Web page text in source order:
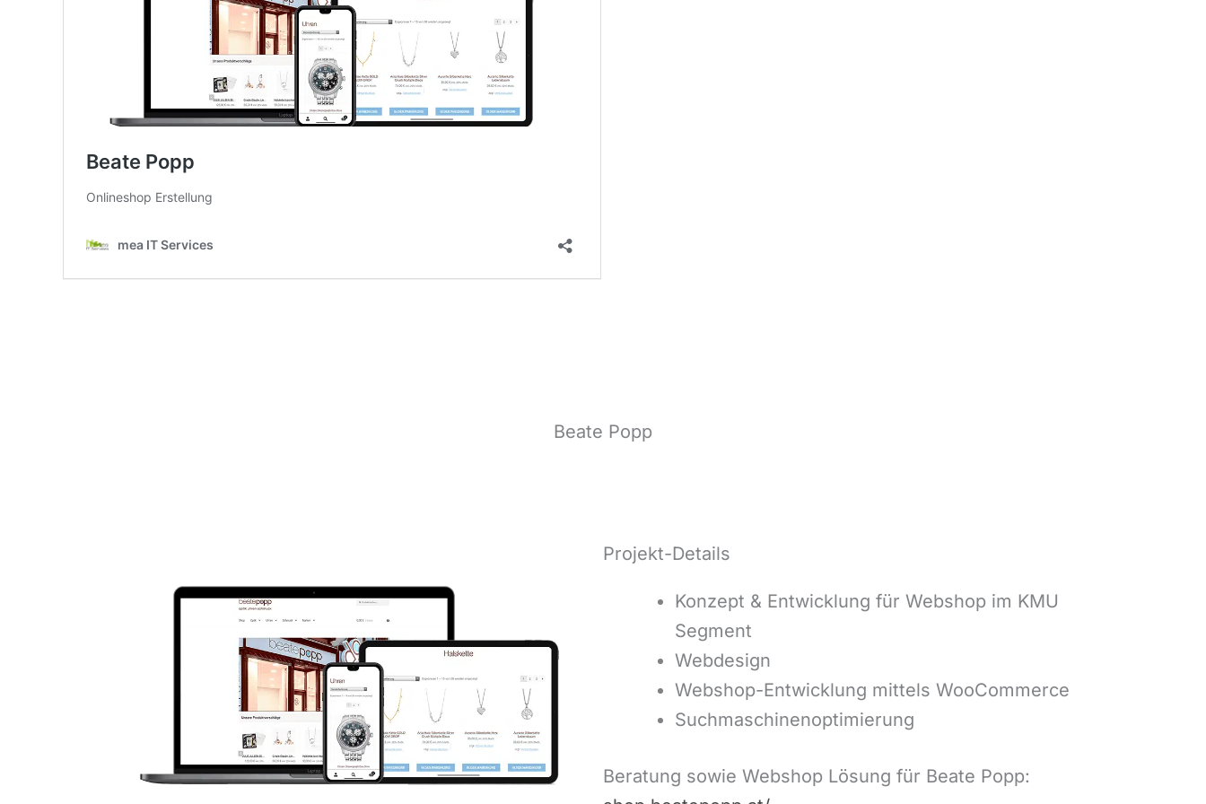
Beate Popp
Projekt-Details
Konzept & Entwicklung für Webshop im KMU
Segment
Webdesign
Webshop-Entwicklung mittels WooCommerce
Suchmaschinenoptimierung
Beratung sowie Webshop Lösung für Beate Popp: